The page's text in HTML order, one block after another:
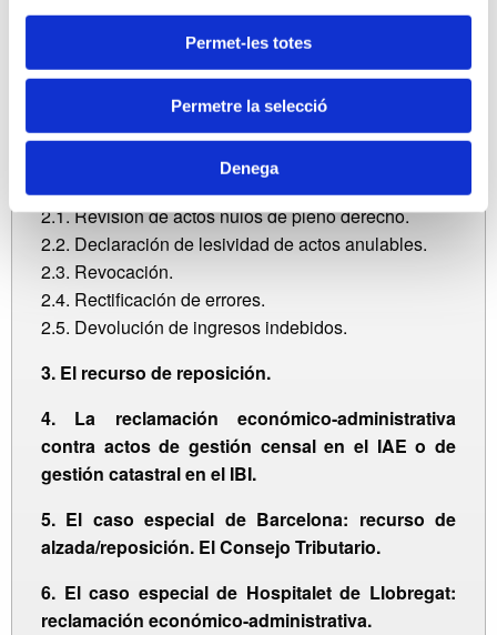
Permet-les totes
Permetre la selecció
Denega
docente y, en su caso, el alumnado.
CONTENIDO
1. Normas comunes. Distinción entre nulidad y
anulabilidad.
2. Procedimientos especiales de revisión.
2.1. Revisión de actos nulos de pleno derecho.
2.2. Declaración de lesividad de actos anulables.
2.3. Revocación.
2.4. Rectificación de errores.
2.5. Devolución de ingresos indebidos.
3. El recurso de reposición.
4. La reclamación económico-administrativa
contra actos de gestión censal en el IAE o de
gestión catastral en el IBI.
5. El caso especial de Barcelona: recurso de
alzada/reposición. El Consejo Tributario.
6. El caso especial de Hospitalet de Llobregat:
reclamación económico-administrativa.